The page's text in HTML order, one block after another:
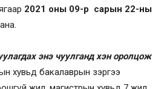
2021 оны 09-р сарын 22-ны
энэ чуулганд хэн оролцож
хувьд бакалаврын зэргээ